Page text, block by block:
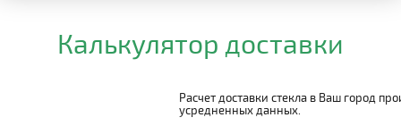
Калькулятор доставки
Расчет доставки стекла в Ваш город
усредненных данных.